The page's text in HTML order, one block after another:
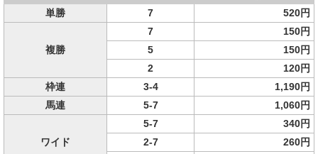
単勝 7 520円
複勝
7
150円
5
150円
2
120円
枠連
3-4
1,190円
馬連
5-7 1,060円
ワイド
5-7
340円
2-7
260円